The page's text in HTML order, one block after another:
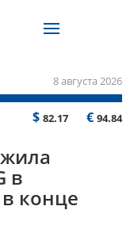
8 августа 2026
$ 82.17 € 94.84
в
конце